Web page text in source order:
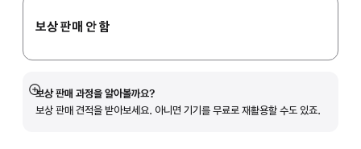
보상 판매 안 함
보상 판매 과정을 알아볼까요?
보상 판매 견적을 받아보세요. 아니면 기기를 무료로 재활용할 수도 있죠.
자세히
보기